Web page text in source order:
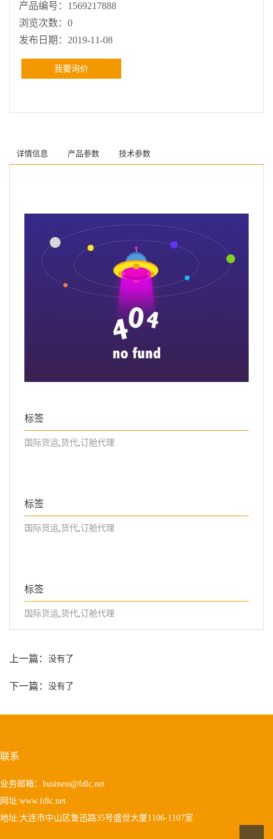
产品编号： 1569217888
浏览次数： 0
发布日期： 2019-11-08
我要询价
详情信息 产品参数 技术参数
标签
国际货运,货代,订舱代理
标签
国际货运,货代,订舱代理
标签
国际货运,货代,订舱代理
上一篇： 没有了
下一篇： 没有了
联系
业务邮箱： business@fdlc.net
网址:www.fdlc.net
地址:大连市中山区鲁迅路35号盛世大厦1106-1107室